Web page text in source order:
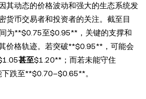
其动态的价格波动和强大的生态系统发
货币交易者和投资者的关注。截至目
为**$0.75至$0.95**，关键的支撑和
价格轨迹。若突破**$0.95**，可能会
甚至$1.20**；而若未能守住
跌至**$0.70–$0.65**。